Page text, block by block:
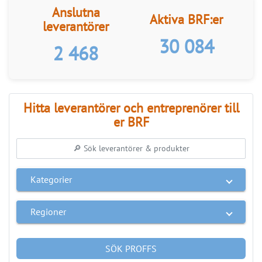
Anslutna
leverantörer
2 468
Aktiva BRF:er
30 084
Hitta leverantörer och entreprenörer till
er BRF
Kategorier
Regioner
SÖK PROFFS